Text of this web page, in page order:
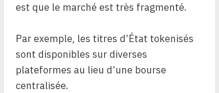
est que le marché est très fragmenté.
Par exemple, les titres d’État tokenisés
sont disponibles sur diverses
plateformes au lieu d’une bourse
centralisée.